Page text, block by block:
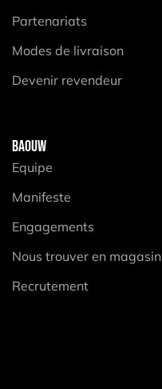
Partenariats
Modes de livraison
Devenir revendeur
BAOUW
Equipe
Manifeste
Engagements
Nous trouver en magasin
Recrutement